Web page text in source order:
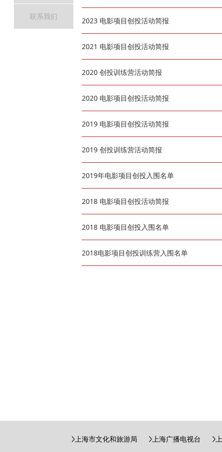
联系我们 2023 电影项目创投活动简报
2021 电影项目创投活动简报
2020 创投训练营活动简报
2020 电影项目创投活动简报
2019 电影项目创投活动简报
2019 创投训练营活动简报
2019年电影项目创投入围名单
2018 电影项目创投活动简报
2018 电影项目创投入围名单
2018电影项目创投训练营入围名单
上海市文化和旅游局 上海广播电视台